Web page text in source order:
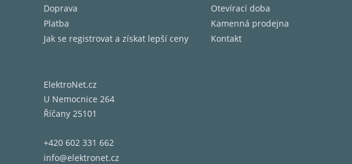
Barva
Rozměry - šířka (mm)
Rozměry - výška (mm)
Doprava
Platba
Jak se registrovat a získat lepší ceny
Otevírací doba
Kamenná prodejna
Kontakt
ElektroNet.cz
U Nemocnice 264
Říčany 25101
+420 602 331 662
info@elektronet.cz